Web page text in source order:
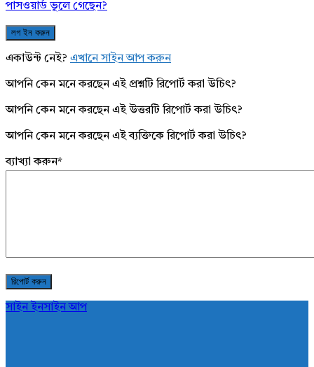
পাসওয়ার্ড ভুলে গেছেন?
একাউন্ট নেই? এখানে সাইন আপ করুন
আপনি কেন মনে করছেন এই প্রশ্নটি রিপোর্ট করা উচিৎ?
আপনি কেন মনে করছেন এই উত্তরটি রিপোর্ট করা উচিৎ?
আপনি কেন মনে করছেন এই ব্যক্তিকে রিপোর্ট করা উচিৎ?
ব্যাখ্যা করুন*
সাইন ইনসাইন আপ